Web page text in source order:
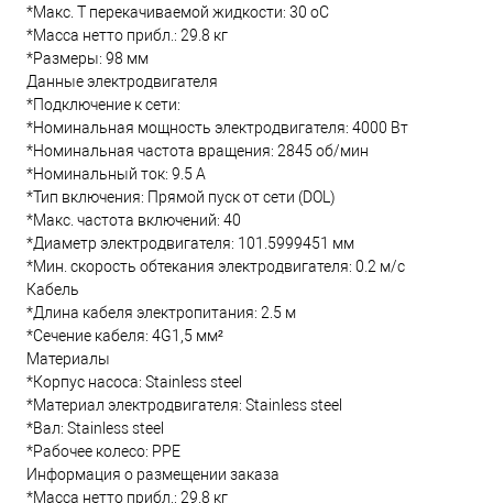
*Макс. T перекачиваемой жидкости: 30 oC
*Масса нетто прибл.: 29.8 кг
*Размеры: 98 мм
Данные электродвигателя
*Подключение к сети:
*Номинальная мощность электродвигателя: 4000 Вт
*Номинальная частота вращения: 2845 об/мин
*Номинальный ток: 9.5 А
*Тип включения: Прямой пуск от сети (DOL)
*Макс. частота включений: 40
*Диаметр электродвигателя: 101.5999451 мм
*Мин. скорость обтекания электродвигателя: 0.2 м/с
Кабель
*Длина кабеля электропитания: 2.5 м
*Сечение кабеля: 4G1,5 мм²
Материалы
*Корпус насоса: Stainless steel
*Материал электродвигателя: Stainless steel
*Вал: Stainless steel
*Рабочее колесо: PPE
Информация о размещении заказа
*Масса нетто прибл.: 29.8 кг